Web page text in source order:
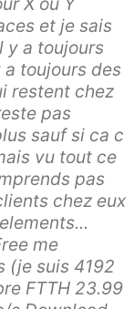
et je sais
y a toujours
toujours des
restent chez
pas
sauf si ca c
vu tout ce
pas
chez eux
me
(je suis 4192
FTTH 23.99